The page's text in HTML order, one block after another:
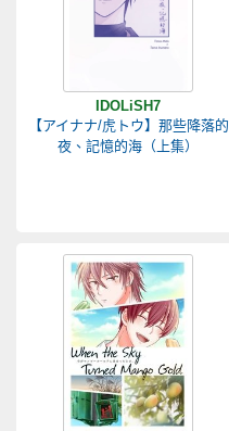
IDOLiSH7
【アイナナ/虎トウ】那些降落的
夜、記憶的海（上集）